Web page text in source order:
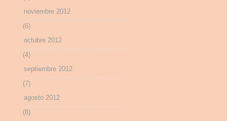
noviembre 2012
(6)
octubre 2012
(4)
septiembre 2012
(7)
agosto 2012
(8)